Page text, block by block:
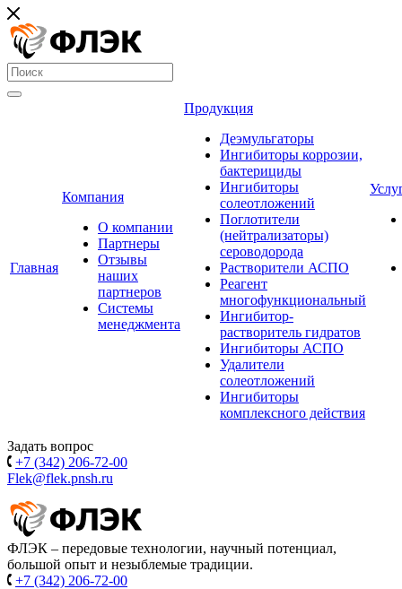
Главная
Компания
О компании
Партнеры
Отзывы
наших
партнеров
Системы
менеджмента
Продукция
Деэмульгаторы
Ингибиторы коррозии,
бактерициды
Ингибиторы
солеотложений
Поглотители
(нейтрализаторы)
сероводорода
Растворители АСПО
Реагент
многофункциональный
Ингибитор-
растворитель гидратов
Ингибиторы АСПО
Удалители
солеотложений
Ингибиторы
комплексного действия
Задать вопрос
+7 (342) 206-72-00
Flek@flek.pnsh.ru
ФЛЭК – передовые технологии, научный потенциал,
большой опыт и незыблемые традиции.
+7 (342) 206-72-00